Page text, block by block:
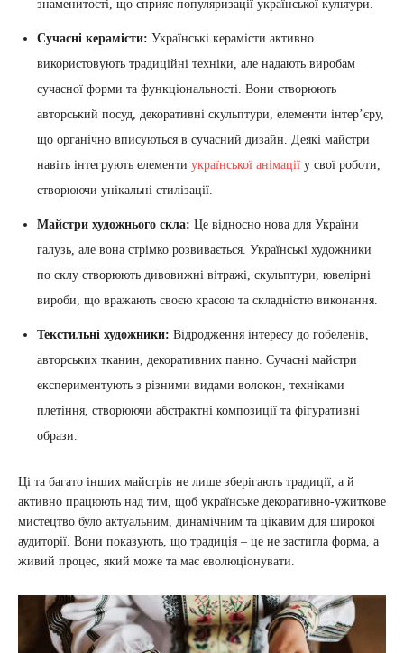
знаменитості, що сприяє популяризації української культури.
Сучасні керамісти: Українські керамісти активно
використовують традиційні техніки, але надають виробам
сучасної форми та функціональності. Вони створюють
авторський посуд, декоративні скульптури, елементи інтер’єру,
що органічно вписуються в сучасний дизайн. Деякі майстри
навіть інтегрують елементи української анімації у свої роботи,
створюючи унікальні стилізації.
Майстри художнього скла: Це відносно нова для України
галузь, але вона стрімко розвивається. Українські художники
по склу створюють дивовижні вітражі, скульптури, ювелірні
вироби, що вражають своєю красою та складністю виконання.
Текстильні художники: Відродження інтересу до гобеленів,
авторських тканин, декоративних панно. Сучасні майстри
експериментують з різними видами волокон, техніками
плетіння, створюючи абстрактні композиції та фігуративні
образи.
Ці та багато інших майстрів не лише зберігають традиції, а й
активно працюють над тим, щоб українське декоративно-ужиткове
мистецтво було актуальним, динамічним та цікавим для широкої
аудиторії. Вони показують, що традиція – це не застигла форма, а
живий процес, який може та має еволюціонувати.